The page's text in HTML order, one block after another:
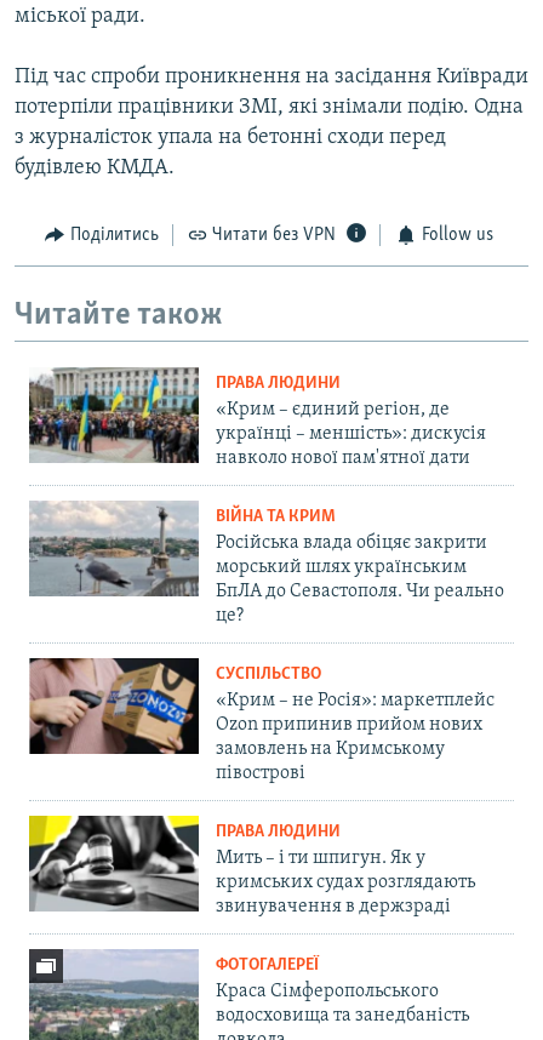
міської ради.
Під час спроби проникнення на засідання Київради
потерпіли працівники ЗМІ, які знімали подію. Одна
з журналісток упала на бетонні сходи перед
будівлею КМДА.
Поділитись Читати без VPN Follow us
Читайте також
ПРАВА ЛЮДИНИ
«Крим – єдиний регіон, де
українці – меншість»: дискусія
навколо нової пам'ятної дати
ВІЙНА ТА КРИМ
Російська влада обіцяє закрити
морський шлях українським
БпЛА до Севастополя. Чи реально
це?
СУСПІЛЬСТВО
«Крим – не Росія»: маркетплейс
Ozon припинив прийом нових
замовлень на Кримському
півострові
ПРАВА ЛЮДИНИ
Мить – і ти шпигун. Як у
кримських судах розглядають
звинувачення в держзраді
ФОТОГАЛЕРЕЇ
Краса Сімферопольського
водосховища та занедбаність